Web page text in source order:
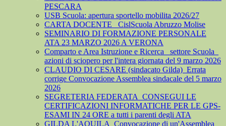
PESCARA
USB Scuola: apertura sportello mobilita 2026/27
CARTA DOCENTE_ CislScuola Abruzzo Molise
SEMINARIO DI FORMAZIONE PERSONALE
ATA 23 MARZO 2026 A VERONA
Comparto e Area Istruzione e Ricerca_ settore Scuola_
azioni di sciopero per l'intera giornata del 9 marzo 2026
CLAUDIO DI CESARE (sindacato Gilda)_Errata
corrige Convocazione Assemblea sindacale del 5 marzo
2026
SEGRETERIA FEDERATA_CONSEGUI LE
CERTIFICAZIONI INFORMATICHE PER LE GPS-
ESAMI IN 24 ORE a tutti i parenti degli ATA
GILDA L'AQUILA_Convocazione di un'Assemblea